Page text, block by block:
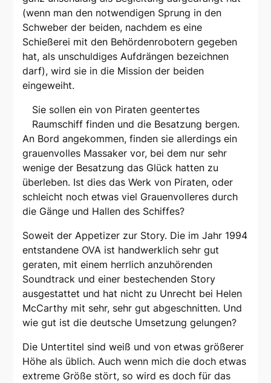
(wenn man den notwendigen Sprung in den
Schweber der beiden, nachdem es eine
Schießerei mit den Behördenrobotern gegeben
hat, als unschuldiges Aufdrängen bezeichnen
darf), wird sie in die Mission der beiden
eingeweiht.
Sie sollen ein von Piraten geentertes
Raumschiff finden und die Besatzung bergen.
An Bord angekommen, finden sie allerdings ein
grauenvolles Massaker vor, bei dem nur sehr
wenige der Besatzung das Glück hatten zu
überleben. Ist dies das Werk von Piraten, oder
schleicht noch etwas viel Grauenvolleres durch
die Gänge und Hallen des Schiffes?
Soweit der Appetizer zur Story. Die im Jahr 1994
entstandene OVA ist handwerklich sehr gut
geraten, mit einem herrlich anzuhörenden
Soundtrack und einer bestechenden Story
ausgestattet und hat nicht zu Unrecht bei Helen
McCarthy mit sehr, sehr gut abgeschnitten. Und
wie gut ist die deutsche Umsetzung gelungen?
Die Untertitel sind weiß und von etwas größerer
Höhe als üblich. Auch wenn mich die doch etwas
extreme Größe stört, so wird es doch für das